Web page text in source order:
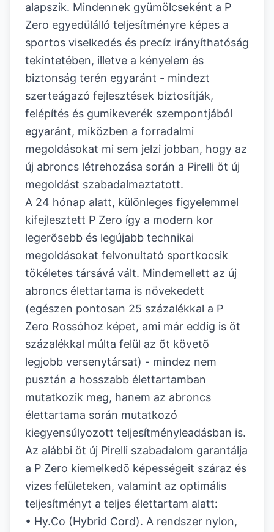
alapszik. Mindennek gyümölcseként a P
Zero egyedülálló teljesítményre képes a
sportos viselkedés és precíz irányíthatóság
tekintetében, illetve a kényelem és
biztonság terén egyaránt - mindezt
szerteágazó fejlesztések biztosítják,
felépítés és gumikeverék szempontjából
egyaránt, miközben a forradalmi
megoldásokat mi sem jelzi jobban, hogy az
új abroncs létrehozása során a Pirelli öt új
megoldást szabadalmaztatott.
A 24 hónap alatt, különleges figyelemmel
kifejlesztett P Zero így a modern kor
legerõsebb és legújabb technikai
megoldásokat felvonultató sportkocsik
tökéletes társává vált. Mindemellett az új
abroncs élettartama is növekedett
(egészen pontosan 25 százalékkal a P
Zero Rossóhoz képet, ami már eddig is öt
százalékkal múlta felül az õt követõ
legjobb versenytársat) - mindez nem
pusztán a hosszabb élettartamban
mutatkozik meg, hanem az abroncs
élettartama során mutatkozó
kiegyensúlyozott teljesítményleadásban is.
Az alábbi öt új Pirelli szabadalom garantálja
a P Zero kiemelkedõ képességeit száraz és
vizes felületeken, valamint az optimális
teljesítményt a teljes élettartam alatt:
• Hy.Co (Hybrid Cord). A rendszer nylon,